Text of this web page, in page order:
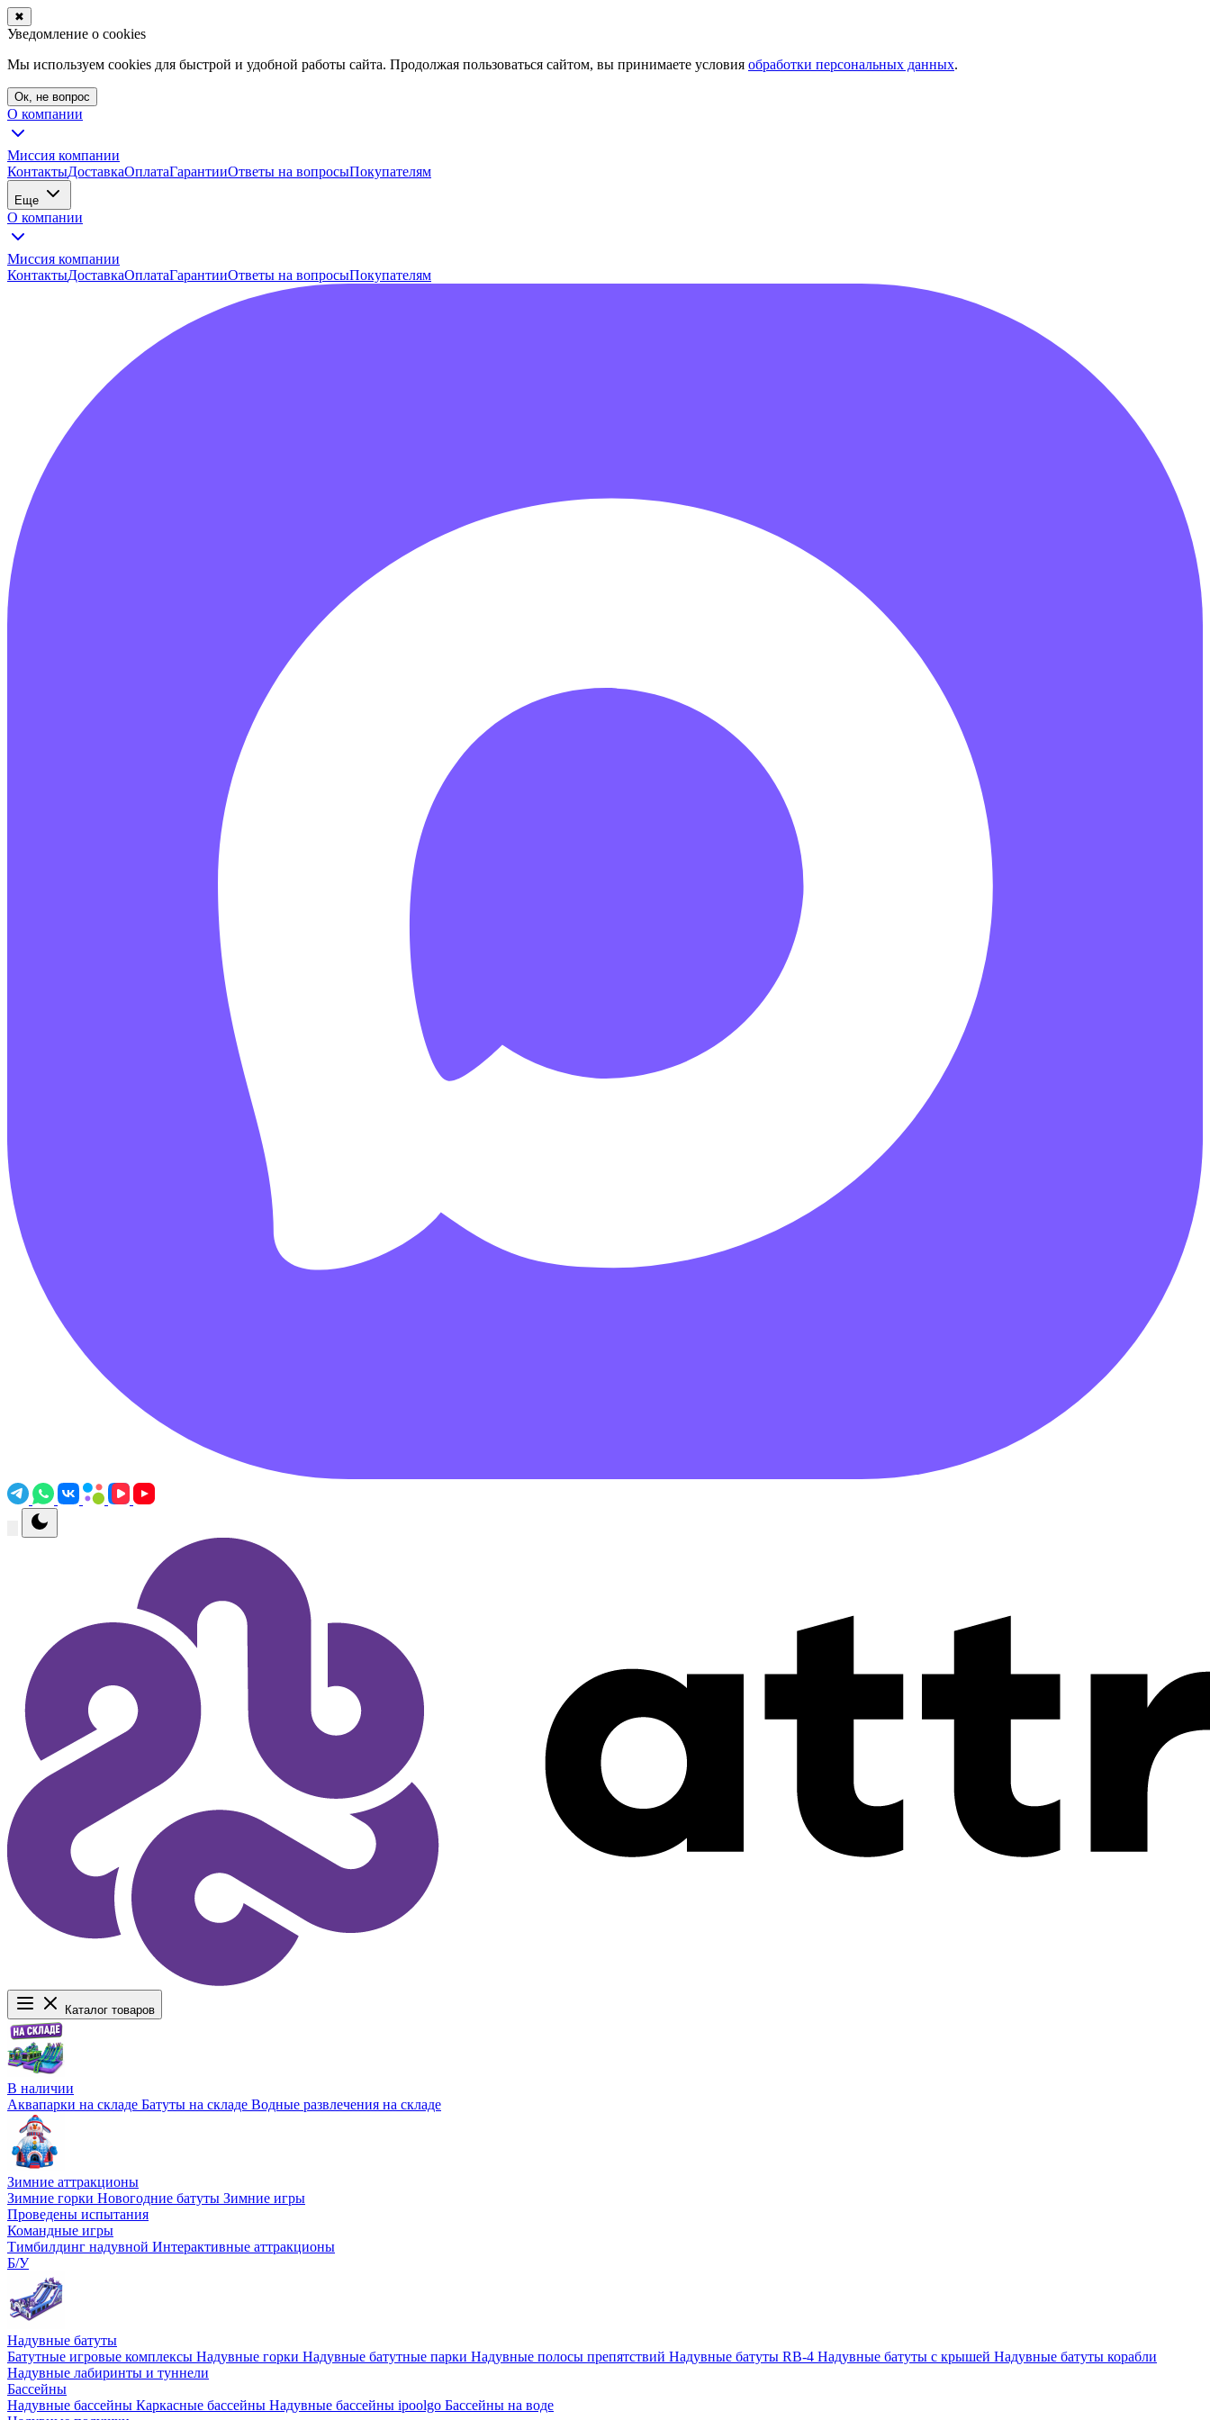
✖
Уведомление о cookies
Мы используем cookies для быстрой и удобной работы сайта. Продолжая пользоваться сайтом, вы принимаете условия обработки персональных данных.
Ок, не вопрос
О компании
Миссия компании
КонтактыДоставкаОплатаГарантииОтветы на вопросыПокупателям
Еще
О компании
Миссия компании
КонтактыДоставкаОплатаГарантииОтветы на вопросыПокупателям
Каталог товаров
В наличии
Аквапарки на складе Батуты на складе Водные развлечения на складе
Зимние аттракционы
Зимние горки Новогодние батуты Зимние игры
Проведены испытания
Командные игры
Тимбилдинг надувной Интерактивные аттракционы
Б/У
Надувные батуты
Батутные игровые комплексы Надувные горки Надувные батутные парки Надувные полосы препятствий Надувные батуты RB-4 Надувные батуты с крышей Надувные батуты корабли
Надувные лабиринты и туннели
Бассейны
Надувные бассейны Каркасные бассейны Надувные бассейны ipoolgo Бассейны на воде